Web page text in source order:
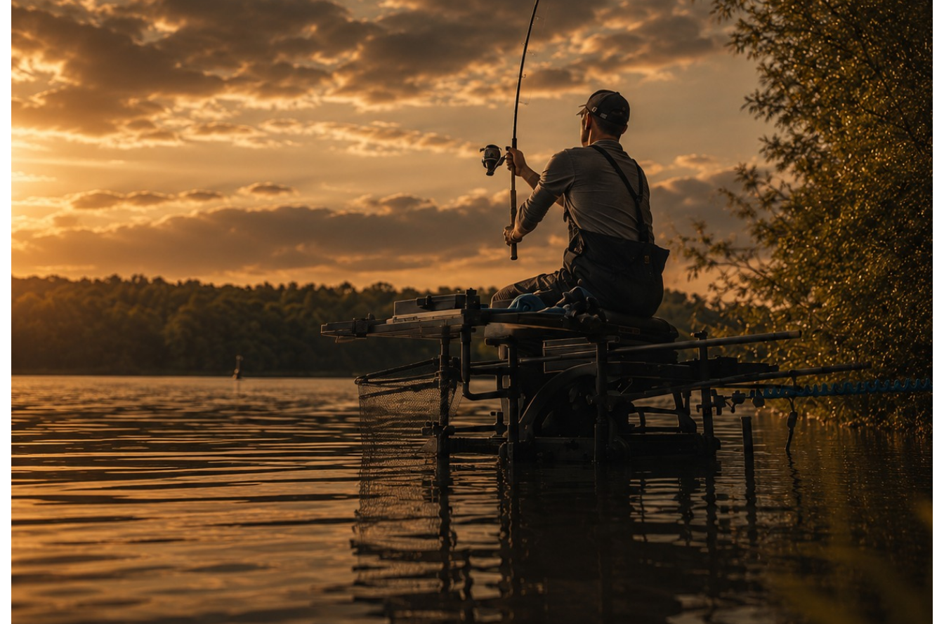
KRĘTLIKI SZYBKOZŁĄCZKI KÓŁECZKA
RURKI STOŻKI KLIPSY BEZPIECZNE
POZYCJONERY WKRĘTKI STOPERY GUMKI
MATERIAŁY DOCIĄŻONE WOLFRAMEM
więcej